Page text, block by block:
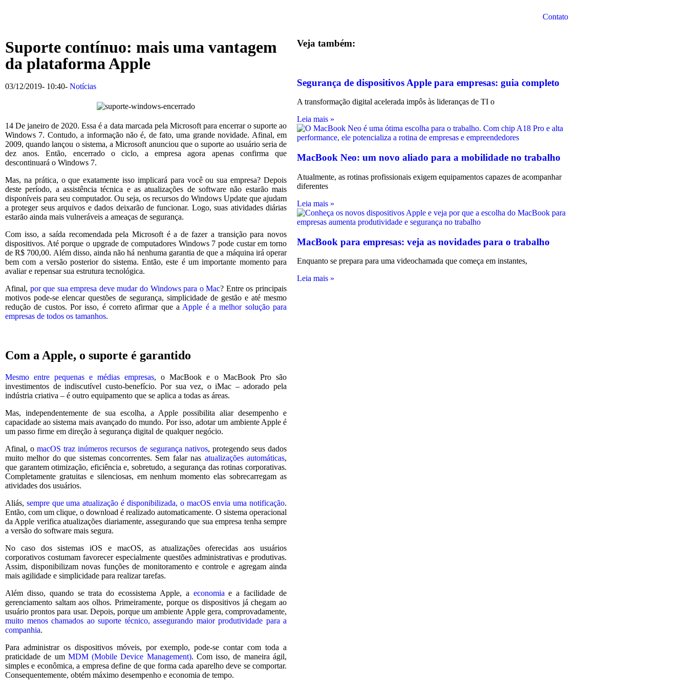
Contato
Suporte contínuo: mais uma vantagem
da plataforma Apple
03/12/2019- 10:40- Notícias
14 De janeiro de 2020. Essa é a data marcada pela Microsoft para encerrar o suporte ao
Windows 7. Contudo, a informação não é, de fato, uma grande novidade. Afinal, em
2009, quando lançou o sistema, a Microsoft anunciou que o suporte ao usuário seria de
dez anos. Então, encerrado o ciclo, a empresa agora apenas confirma que
descontinuará o Windows 7.
Mas, na prática, o que exatamente isso implicará para você ou sua empresa? Depois
deste período, a assistência técnica e as atualizações de software não estarão mais
disponíveis para seu computador. Ou seja, os recursos do Windows Update que ajudam
a proteger seus arquivos e dados deixarão de funcionar. Logo, suas atividades diárias
estarão ainda mais vulneráveis a ameaças de segurança.
Com isso, a saída recomendada pela Microsoft é a de fazer a transição para novos
dispositivos. Até porque o upgrade de computadores Windows 7 pode custar em torno
de R$ 700,00. Além disso, ainda não há nenhuma garantia de que a máquina irá operar
bem com a versão posterior do sistema. Então, este é um importante momento para
avaliar e repensar sua estrutura tecnológica.
Afinal, por que sua empresa deve mudar do Windows para o Mac? Entre os principais
motivos pode-se elencar questões de segurança, simplicidade de gestão e até mesmo
redução de custos. Por isso, é correto afirmar que a Apple é a melhor solução para
empresas de todos os tamanhos.
Com a Apple, o suporte é garantido
Mesmo entre pequenas e médias empresas, o MacBook e o MacBook Pro são
investimentos de indiscutível custo-benefício. Por sua vez, o iMac – adorado pela
indústria criativa – é outro equipamento que se aplica a todas as áreas.
Mas, independentemente de sua escolha, a Apple possibilita aliar desempenho e
capacidade ao sistema mais avançado do mundo. Por isso, adotar um ambiente Apple é
um passo firme em direção à segurança digital de qualquer negócio.
Afinal, omacOS traz inúmeros recursos de segurança nativos, protegendo seus dados
muito melhor do que sistemas concorrentes. Sem falar nas atualizações automáticas,
que garantem otimização, eficiência e, sobretudo, a segurança das rotinas corporativas.
Completamente gratuitas e silenciosas, em nenhum momento elas sobrecarregam as
atividades dos usuários.
Aliás, sempre que uma atualização é disponibilizada, o macOS envia uma notificação.
Então, com um clique, o download é realizado automaticamente. O sistema operacional
da Apple verifica atualizações diariamente, assegurando que sua empresa tenha sempre
a versão do software mais segura.
No caso dos sistemas iOS e macOS, as atualizações oferecidas aos usuários
corporativos costumam favorecer especialmente questões administrativas e produtivas.
Assim, disponibilizam novas funções de monitoramento e controle e agregam ainda
mais agilidade e simplicidade para realizar tarefas.
Além disso, quando se trata do ecossistema Apple, a economia e a facilidade de
gerenciamento saltam aos olhos. Primeiramente, porque os dispositivos já chegam ao
usuário prontos para usar. Depois, porque um ambiente Apple gera, comprovadamente,
muito menos chamados ao suporte técnico, assegurando maior produtividade para a
companhia.
Para administrar os dispositivos móveis, por exemplo, pode-se contar com toda a
praticidade de um MDM (Mobile Device Management). Com isso, de maneira ágil,
simples e econômica, a empresa define de que forma cada aparelho deve se comportar.
Consequentemente, obtém máximo desempenho e economia de tempo.
Veja também:
Segurança de dispositivos Apple para empresas: guia completo
A transformação digital acelerada impôs às lideranças de TI o
Leia mais »
MacBook Neo: um novo aliado para a mobilidade no trabalho
Atualmente, as rotinas profissionais exigem equipamentos capazes de acompanhar
diferentes
Leia mais »
MacBook para empresas: veja as novidades para o trabalho
Enquanto se prepara para uma videochamada que começa em instantes,
Leia mais »